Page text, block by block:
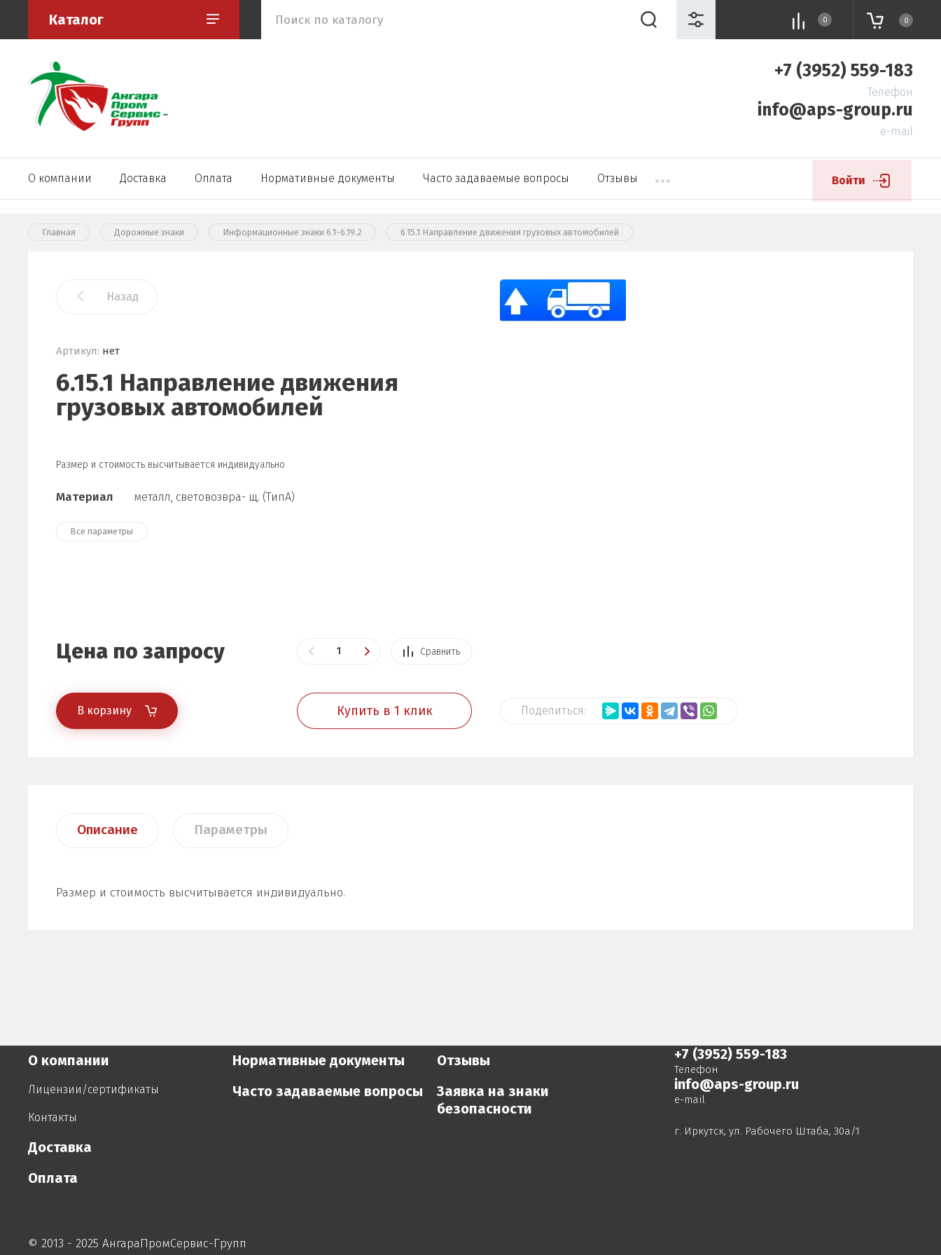
О компании Доставка Оплата Нормативные документы Часто задаваемые вопросы Отзывы Войти
+7 (3952) 559-183
Телефон
info@aps-group.ru
e-mail
Каталог 0 0
Главная Дорожные знаки Информационные знаки 6.1-6.19.2 6.15.1 Направление движения грузовых автомобилей
Назад
Артикул: нет
6.15.1 Направление движения
грузовых автомобилей
Размер и стоимость высчитывается индивидуально
Материал металл, световозвра- щ. (ТипА)
Все параметры
Цена по запросу Сравнить
В корзину Купить в 1 клик Поделиться:
Описание Параметры
Размер и стоимость высчитывается индивидуально.
О компании
Лицензии/сертификаты
Контакты
Доставка
Оплата
Нормативные документы
Часто задаваемые вопросы
Отзывы
Заявка на знаки
безопасности
© 2013 - 2025 АнгараПромСервис-Групп
+7 (3952) 559-183
Телефон
info@aps-group.ru
e-mail
г. Иркутск, ул. Рабочего Штаба, 30а/1